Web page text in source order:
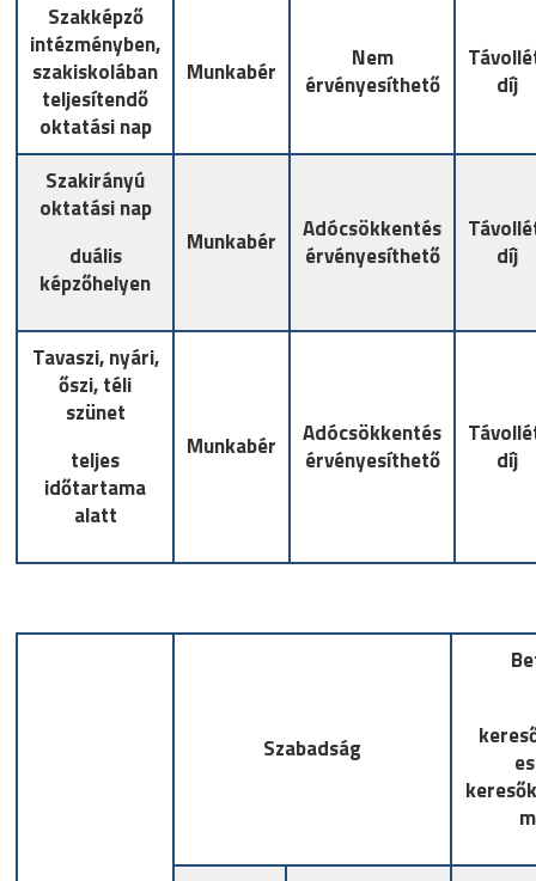
Szakképző
intézményben,
szakiskolában
teljesítendő
oktatási nap
Munkabér
Nem
érvényesíthető
díj
Szakirányú
oktatási nap
duális
képzőhelyen
Munkabér
Adócsökkentés
érvényesíthető
díj
Tavaszi, nyári,
őszi, téli
szünet
teljes
időtartama
alatt
Munkabér
Adócsökkentés
érvényesíthető
díj
Szabadság